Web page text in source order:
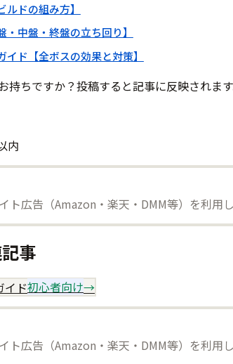
ドの組み方】
中盤・終盤の立ち回り】
ド【全ボスの効果と対策】
持ちですか？投稿すると記事に反映されます
内
ト広告（Amazon・楽天・DMM等）を利用し
事
イド初心者向け→
ト広告（Amazon・楽天・DMM等）を利用し